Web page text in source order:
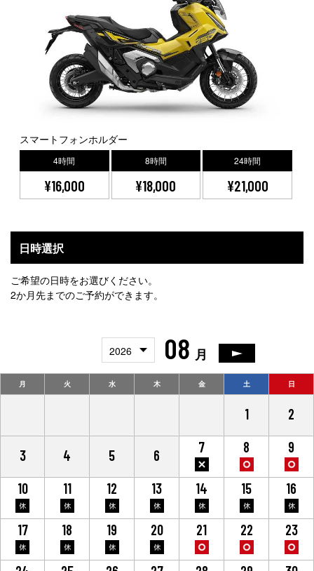
スマートフォンホルダー
4時間
¥16,000
8時間
¥18,000
24時間
¥21,000
日時選択
ご希望の日時をお選びください。
2か月先までのご予約ができます。
2026 08 月
月 火 水 木 金 土 日
1 2
3 4 5 6
7 8 9
10 11 12 13 14 15 16
17 18 19 20 21 22 23